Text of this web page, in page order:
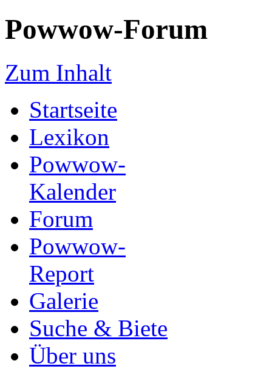
Powwow-Forum
Zum Inhalt
Startseite
Lexikon
Powwow-
Kalender
Forum
Powwow-
Report
Galerie
Suche & Biete
Über uns